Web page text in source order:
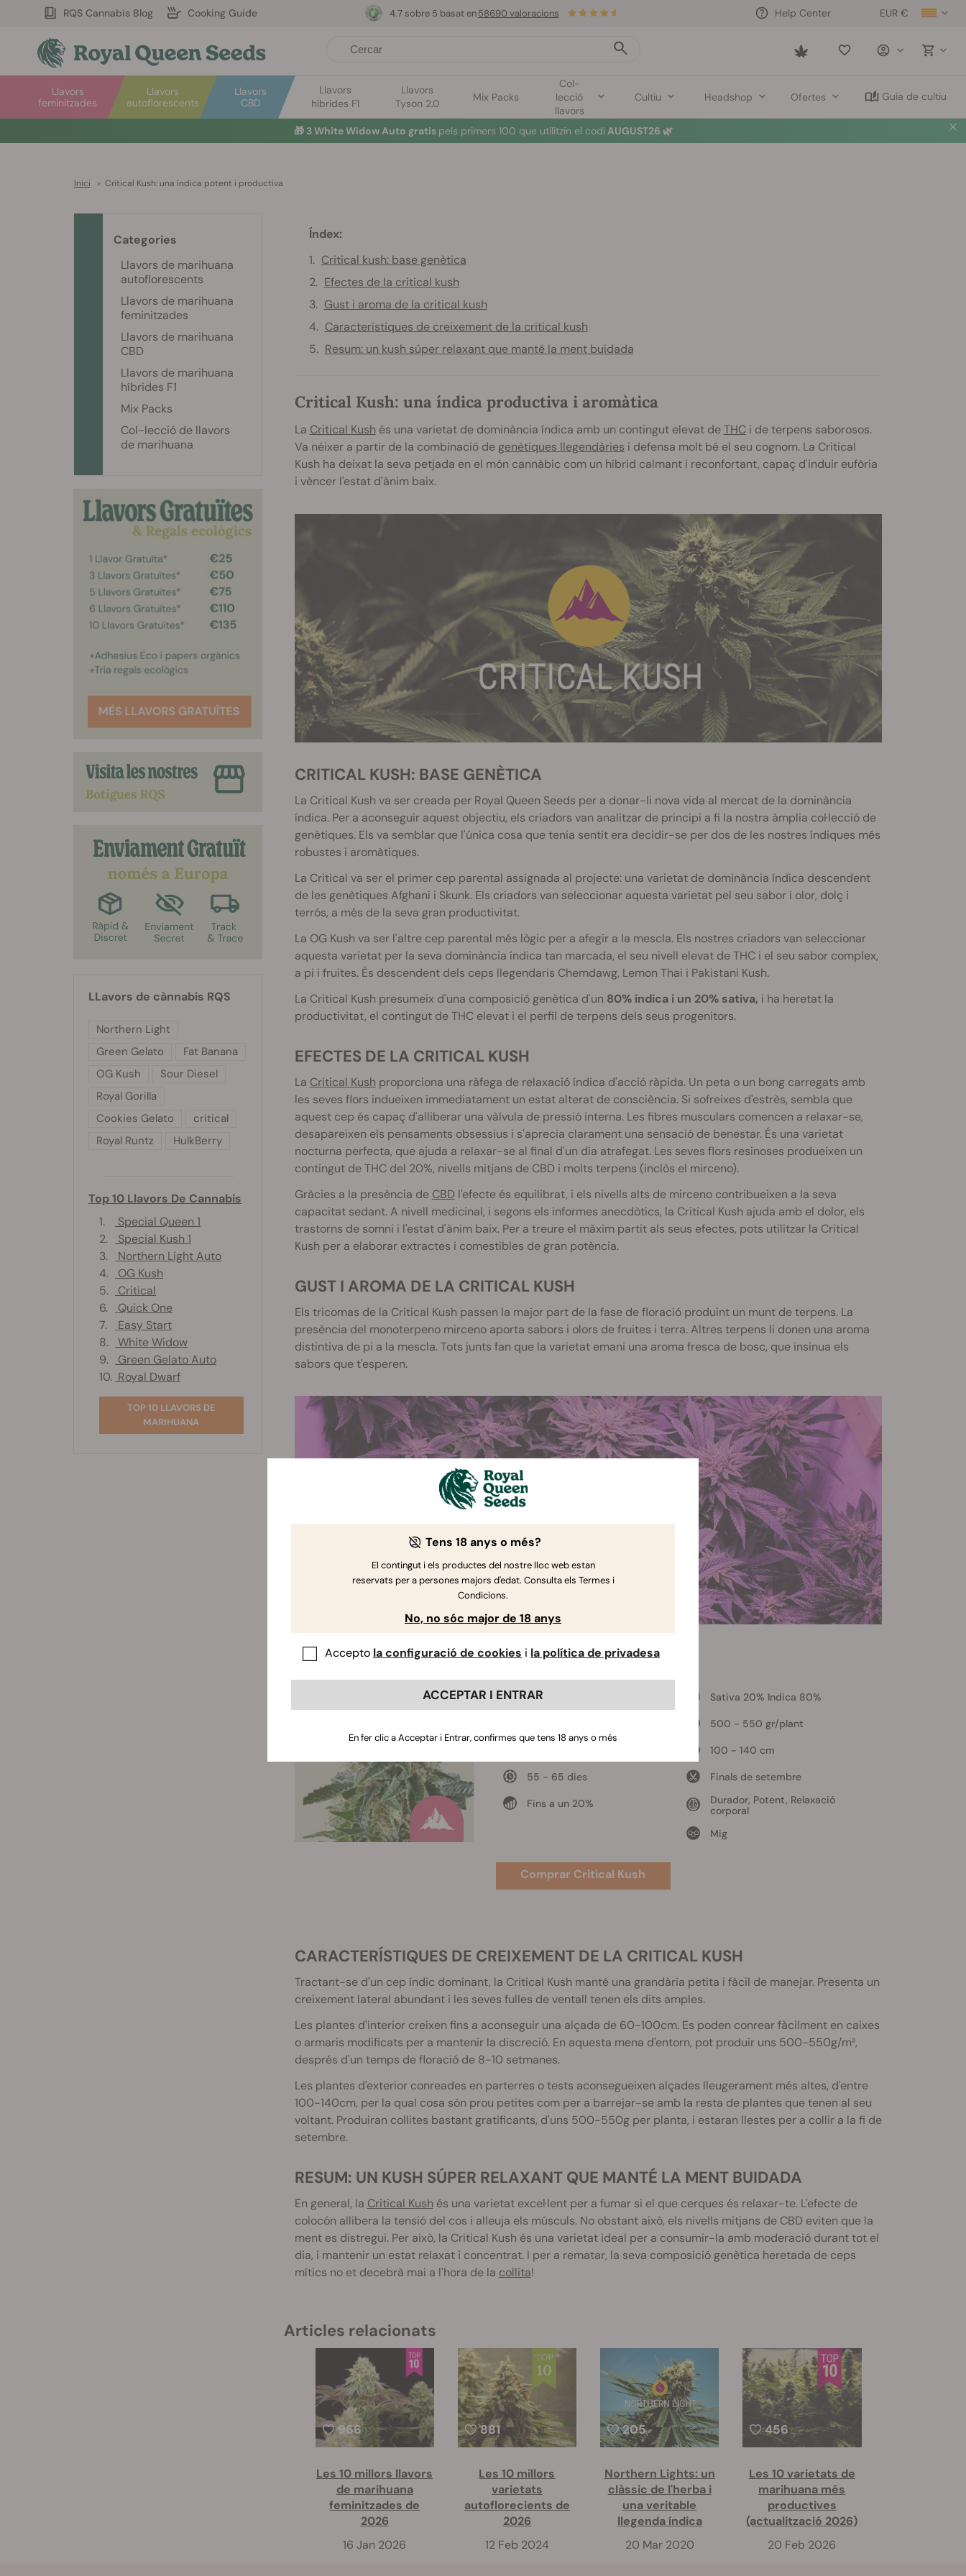
RQS Cannabis Blog Cooking Guide EUR €
Help Center
Saved
Llavors
autoflorescents
Llavors
feminitzades
Llavors
CBD
Llavors
híbrides F1
Llavors
Tyson 2.0
Mix Packs
Col-
lecció
llavors
Cultiu Headshop Ofertes Guía de cultiu
4.7 sobre 5 basat en 58690 valoracions
🎁 3 White Widow Auto gratis pels primers 100 que utilitzin el codiAUGUST26 🌿
Inici > Critical Kush: una índica potent i productiva
Índex:
Critical kush: base genètica
Efectes de la critical kush
Gust i aroma de la critical kush
Característiques de creixement de la critical kush
Resum: un kush súper relaxant que manté la ment buidada
Critical Kush: una índica productiva i aromàtica
La Critical Kush és una varietat de dominància índica amb un contingut elevat deTHCi de terpens saborosos.
Va néixer a partir de la combinació de genètiques llegendàries i defensa molt bé el seu cognom. La Critical
Kush ha deixat la seva petjada en el món cannàbic com un híbrid calmant i reconfortant, capaç d'induir eufòria
i vèncer l'estat d'ànim baix.
CRITICAL KUSH: BASE GENÈTICA
La Critical Kush va ser creada per Royal Queen Seeds per a donar-li nova vida al mercat de la dominància
índica. Per a aconseguir aquest objectiu, els criadors van analitzar de principi a fi la nostra àmplia col·lecció de
genètiques. Els va semblar que l'única cosa que tenia sentit era decidir-se per dos de les nostres índiques més
robustes i aromàtiques.
La Critical va ser el primer cep parental assignada al projecte: una varietat de dominància índica descendent
de les genètiques Afghani i Skunk. Els criadors van seleccionar aquesta varietat pel seu sabor i olor, dolç i
terrós, a més de la seva gran productivitat.
La OG Kush va ser l'altre cep parental més lògic per a afegir a la mescla. Els nostres criadors van seleccionar
aquesta varietat per la seva dominància índica tan marcada, el seu nivell elevat de THC i el seu sabor complex,
a pi i fruites. És descendent dels ceps llegendaris Chemdawg, Lemon Thai i Pakistani Kush.
La Critical Kush presumeix d'una composició genètica d'un 80% índica i un 20% sativa, i ha heretat la
productivitat, el contingut de THC elevat i el perfil de terpens dels seus progenitors.
EFECTES DE LA CRITICAL KUSH
La Critical Kush proporciona una ràfega de relaxació índica d'acció ràpida. Un peta o un bong carregats amb
les seves flors indueixen immediatament un estat alterat de consciència. Si sofreixes d'estrès, sembla que
aquest cep és capaç d'alliberar una vàlvula de pressió interna. Les fibres musculars comencen a relaxar-se,
desapareixen els pensaments obsessius i s'aprecia clarament una sensació de benestar. És una varietat
nocturna perfecta, que ajuda a relaxar-se al final d'un dia atrafegat. Les seves flors resinoses produeixen un
contingut de THC del 20%, nivells mitjans de CBD i molts terpens (inclòs el mirceno).
Gràcies a la presència de CBD l'efecte és equilibrat, i els nivells alts de mirceno contribueixen a la seva
capacitat sedant. A nivell medicinal, i segons els informes anecdòtics, la Critical Kush ajuda amb el dolor, els
trastorns de somni i l'estat d'ànim baix. Per a treure el màxim partit als seus efectes, pots utilitzar la Critical
Kush per a elaborar extractes i comestibles de gran potència.
GUST I AROMA DE LA CRITICAL KUSH
Els tricomas de la Critical Kush passen la major part de la fase de floració produint un munt de terpens. La
presència del monoterpeno mirceno aporta sabors i olors de fruites i terra. Altres terpens li donen una aroma
distintiva de pi a la mescla. Tots junts fan que la varietat emani una aroma fresca de bosc, que insinua els
sabors que t'esperen.
Critical x OG Kush
55 - 65 dies
Fins a un 20%
Sativa 20% Indica 80%
500 - 550 gr/plant
100 - 140 cm
Finals de setembre
Durador, Potent, Relaxació
corporal
Mig
Comprar Critical Kush
CARACTERÍSTIQUES DE CREIXEMENT DE LA CRITICAL KUSH
Tractant-se d'un cep índic dominant, la Critical Kush manté una grandària petita i fàcil de manejar. Presenta un
creixement lateral abundant i les seves fulles de ventall tenen els dits amples.
Les plantes d'interior creixen fins a aconseguir una alçada de 60-100cm. Es poden conrear fàcilment en caixes
o armaris modificats per a mantenir la discreció. En aquesta mena d'entorn, pot produir uns 500-550g/m²,
després d'un temps de floració de 8-10 setmanes.
Les plantes d'exterior conreades en parterres o tests aconsegueixen alçades lleugerament més altes, d'entre
100-140cm, per la qual cosa són prou petites com per a barrejar-se amb la resta de plantes que tenen al seu
voltant. Produiran collites bastant gratificants, d'uns 500-550g per planta, i estaran llestes per a collir a la fi de
setembre.
RESUM: UN KUSH SÚPER RELAXANT QUE MANTÉ LA MENT BUIDADA
En general, la Critical Kush és una varietat excel·lent per a fumar si el que cerques és relaxar-te. L'efecte de
colocón allibera la tensió del cos i alleuja els músculs. No obstant això, els nivells mitjans de CBD eviten que la
ment es distregui. Per això, la Critical Kush és una varietat ideal per a consumir-la amb moderació durant tot el
dia, i mantenir un estat relaxat i concentrat. I per a rematar, la seva composició genètica heretada de ceps
mítics no et decebrà mai a l'hora de la collita!
Articles relacionats
966
Les 10 millors llavors
de marihuana
feminitzades de
2026
16 Jan 2026
881
Les 10 millors
varietats
autoflorecients de
2026
12 Feb 2024
205
Northern Lights: un
clàssic de l'herba i
una veritable
llegenda índica
20 Mar 2020
456
Les 10 varietats de
marihuana més
productives
(actualització 2026)
20 Feb 2026
Categories
Llavors de marihuana
autoflorescents
Llavors de marihuana
feminitzades
Llavors de marihuana
CBD
Llavors de marihuana
híbrides F1
Mix Packs
Col-lecció de llavors
de marihuana
LLavors de cànnabis RQS
Northern Light
Green Gelato
Fat Banana
OG Kush
Sour Diesel
Royal Gorilla
Cookies Gelato
critical
Royal Runtz
HulkBerry
Top 10 Llavors De Cannabis
1.
Special Queen 1
2.
Special Kush 1
3.
Northern Light Auto
4.
OG Kush
5.
Critical
6.
Quick One
7.
Easy Start
8.
White Widow
9.
Green Gelato Auto
10. Royal Dwarf
TOP 10 LLAVORS DE
MARIHUANA
Tens 18 anys o més?
El contingut i els productes del nostre lloc web estan
reservats per a persones majors d'edat. Consulta els Termes i
Condicions.
No, no sóc major de 18 anys
Accepto la configuració de cookies i la política de privadesa
ACCEPTAR I ENTRAR
En fer clic a Acceptar i Entrar, confirmes que tens 18 anys o més